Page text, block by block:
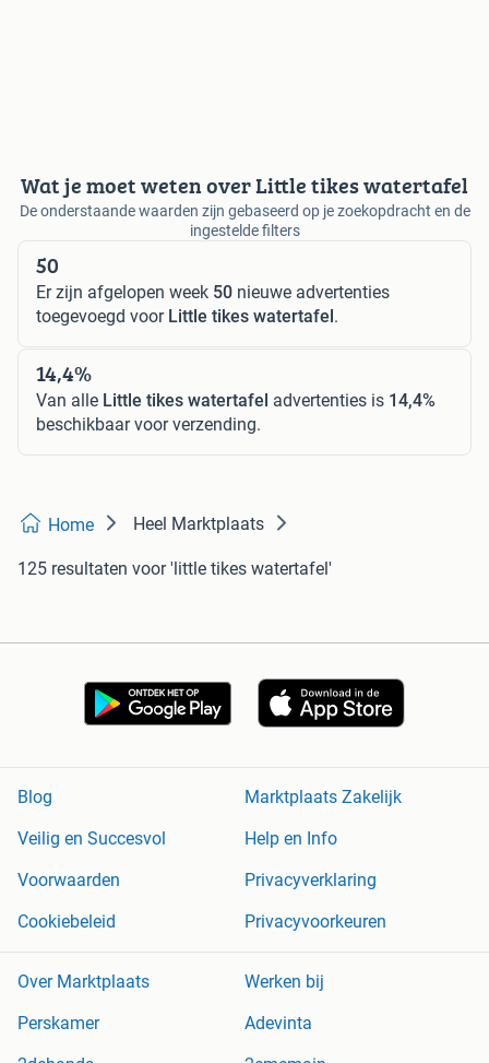
Wat je moet weten over Little tikes watertafel
De onderstaande waarden zijn gebaseerd op je zoekopdracht en de
ingestelde filters
50
Er zijn afgelopen week 50 nieuwe advertenties
toegevoegd voor Little tikes watertafel .
14,4%
Van alle Little tikes watertafel advertenties is 14,4%
beschikbaar voor verzending.
Home Heel Marktplaats
125 resultaten voor 'little tikes watertafel'
Blog
Marktplaats Zakelijk
Veilig en Succesvol
Help en Info
Voorwaarden
Privacyverklaring
Cookiebeleid
Privacyvoorkeuren
Over Marktplaats
Werken bij
Perskamer
Adevinta